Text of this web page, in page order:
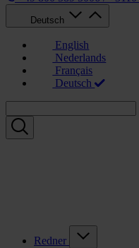
Deutsch
English
Nederlands
Français
Deutsch
Redner